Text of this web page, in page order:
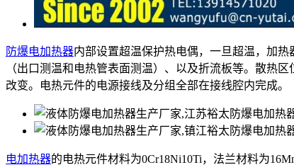
防爆电加热器内部设置超温保护热电偶，一旦超温，加
（出口测温和电热管表面测温）、以及折流板等。散热
改变。电热元件的电源接线及分组全部在接线腔内完成。
电加热器的电热元件材料为0Cr18Ni10Ti，法兰材料为